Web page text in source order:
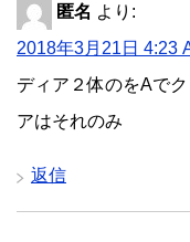
匿名 より:
2018年3月21日 4:23
ディア２体のをAで
アはそれのみ
返信